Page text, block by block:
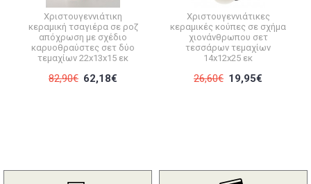
Χριστουγεννιάτικη
κεραμική τσαγιέρα σε ροζ
απόχρωση με σχέδιο
καρυοθραύστες σετ δύο
τεμαχίων 22x13x15 εκ
82,90€ 62,18€
Χριστουγεννιάτικες
κεραμικές κούπες σε σχήμα
χιονάνθρωπου σετ
τεσσάρων τεμαχίων
14x12x25 εκ
26,60€ 19,95€